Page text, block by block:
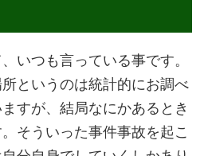
いつも言っている事です。
というのは統計的にお調べ
すが、結局なにかあるとき
そういった事件事故を起こ